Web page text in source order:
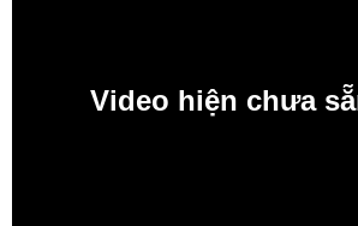
Video hiện chưa